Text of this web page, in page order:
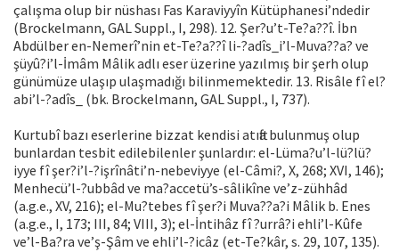
çalışma olup bir nüshası Fas Karaviyyîn Kütüphanesi’ndedir
(Brockelmann, GAL Suppl., I, 298). 12. Şer?u’t-Te?a??î. İbn
Abdülber en-Nemerî’nin et-Te?a??î li-?adîs_i’l-Muva??a? ve
şüyû?i’l-İmâm Mâlik adlı eser üzerine yazılmış bir şerh olup
günümüze ulaşıp ulaşmadığı bilinmemektedir. 13. Risâle fî el?
abi’l-?adîs_ (bk. Brockelmann, GAL Suppl., I, 737).
Kurtubî bazı eserlerine bizzat kendisi atıfta bulunmuş olup
bunlardan tesbit edilebilenler şunlardır: el-Lüma?u’l-lü?lü?
iyye fî şer?i’l-?işrînâti’n-nebeviyye (el-Câmi?, X, 268; XVI, 146);
Menhecü’l-?ubbâd ve ma?accetü’s-sâlikîne ve’z-zühhâd
(a.g.e., XV, 216); el-Mu?tebes fî şer?i Muva??a?i Mâlik b. Enes
(a.g.e., I, 173; III, 84; VIII, 3); el-İntihâz fî ?urrâ?i ehli’l-Kûfe
ve’l-Ba?ra ve’ş-Şâm ve ehli’l-?icâz (et-Te?kâr, s. 29, 107, 135).